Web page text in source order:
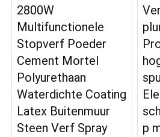
2800W
Multifunctionele
Stopverf Poeder
Cement Mortel
Polyurethaan
Waterdichte Coating
Latex Buitenmuur
Steen Verf Spray
p